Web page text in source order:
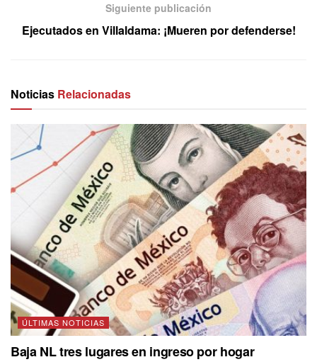
Siguiente publicación
Ejecutados en Villaldama: ¡Mueren por defenderse!
Noticias Relacionadas
ÚLTIMAS NOTICIAS
Baja NL tres lugares en ingreso por hogar